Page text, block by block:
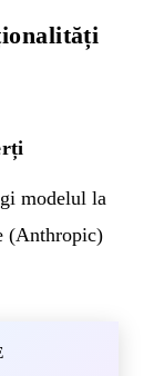
modelul la
(Anthropic)